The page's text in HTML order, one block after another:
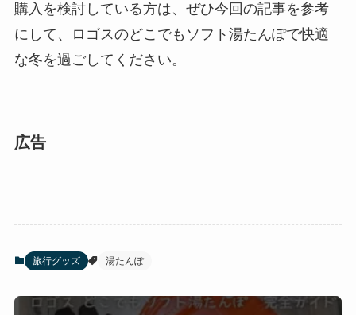
購入を検討している方は、ぜひ今回の記事を参考
にして、ロゴスのどこでもソフト湯たんぽで快適
な冬を過ごしてください。
広告
旅行グッズ 湯たんぽ